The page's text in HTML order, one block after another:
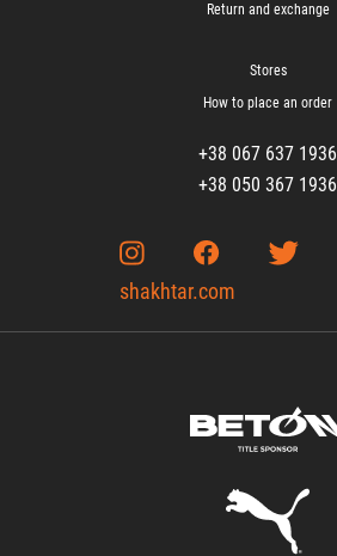
Return and exchange
Stores
How to place an order
+38 067 637 1936
+38 050 367 1936
shakhtar.com